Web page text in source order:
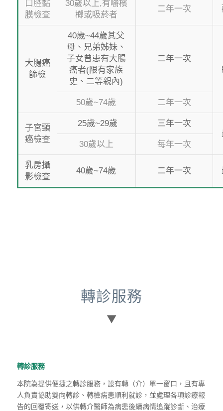
口腔黏
膜檢查
30歲以上,有嚼檳
榔或吸菸者
二年一次
大腸癌
篩檢
40歲~44歲其父
母、兄弟姊妹、
子女曾患有大腸
癌者(限有家族
史、二等親內)
二年一次
50歲~74歲 二年一次
子宮頸
癌檢查
25歲~29歲
三年一次
30歲以上
每年一次
乳房攝
影檢查
40歲~74歲 二年一次
轉診服務
轉診服務
本院為提供便捷之轉診服務， 設有轉（介） 單一窗口 ， 且有專
人負責協助雙向轉診、轉檢病患順利就診，並處理各項診療報
告的回覆寄送，以供轉介醫師為病患後續病情追蹤診斷、治療